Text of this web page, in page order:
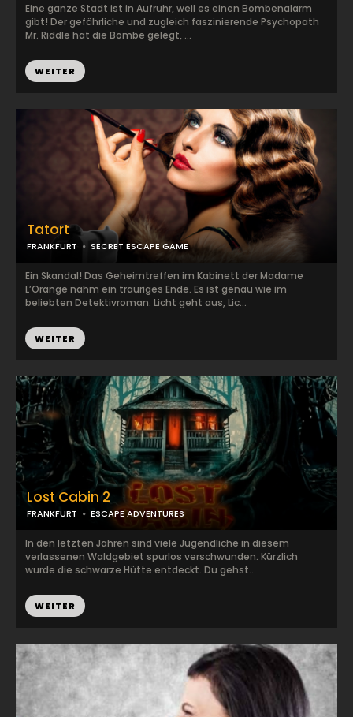
Tatort
FRANKFURT SECRET ESCAPE GAME
Ein Skandal! Das Geheimtreffen im Kabinett der Madame
L’Orange nahm ein trauriges Ende. Es ist genau wie im
beliebten Detektivroman: Licht geht aus, Lic...
WEITER
Eine ganze Stadt ist in Aufruhr, weil es einen Bombenalarm
gibt! Der gefährliche und zugleich faszinierende Psychopath
Mr. Riddle hat die Bombe gelegt, ...
WEITER
Lost Cabin 2
FRANKFURT ESCAPE ADVENTURES
In den letzten Jahren sind viele Jugendliche in diesem
verlassenen Waldgebiet spurlos verschwunden. Kürzlich
wurde die schwarze Hütte entdeckt. Du gehst...
WEITER